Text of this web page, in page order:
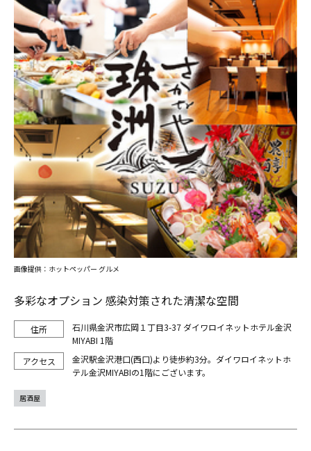
多彩なオプション 感染対策された清潔な空間
石川県金沢市広岡１丁目3-37 ダイワロイネットホテル金沢
MIYABI 1階
金沢駅金沢港口(西口)より徒歩約3分。ダイワロイネットホ
テル金沢MIYABIの1階にございます。
画像提供：ホットペッパー グルメ
居酒屋